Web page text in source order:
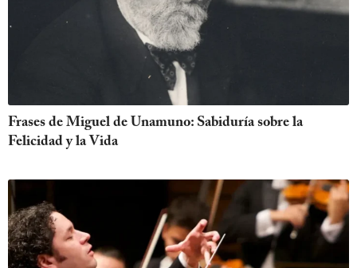
Frases de Miguel de Unamuno: Sabiduría sobre la
Felicidad y la Vida